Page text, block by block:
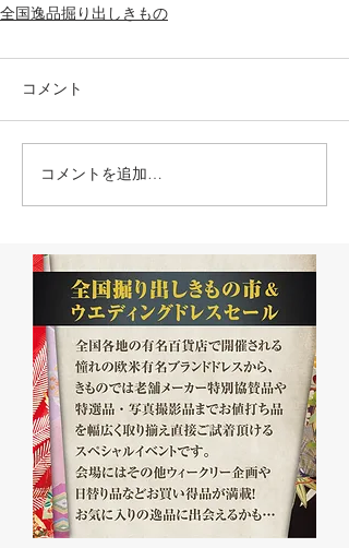
全国逸品掘り出しきもの
コメント
コメントを追加…